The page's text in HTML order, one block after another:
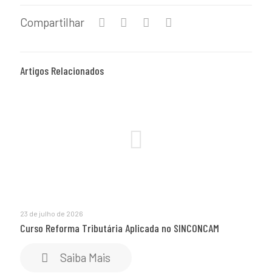
Compartilhar
Artigos Relacionados
23 de julho de 2026
Curso Reforma Tributária Aplicada no SINCONCAM
Saiba Mais